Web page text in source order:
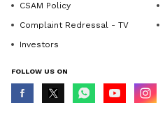
CSAM Policy
Complaint Redressal - TV
Investors
FOLLOW US ON